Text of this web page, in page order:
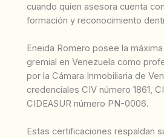
cuando quien asesora cuenta
formación y reconocimiento
Eneida Romero posee la
gremial en Venezuela como
por la Cámara Inmobiliaria de
credenciales CIV número 1861,
CIDEASUR número PN-0006.
Estas certificaciones respaldan